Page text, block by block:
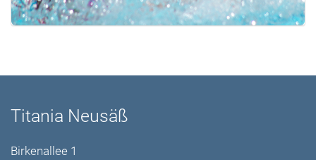
Titania Neusäß
Birkenallee 1